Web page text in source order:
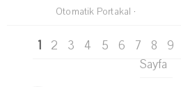
Otomatik Portakal ·
1 2 3 4 5 6 7 8 9
Sayfa